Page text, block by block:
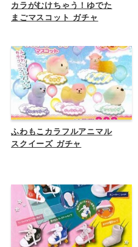
カラがむけちゃう！ゆでた
まごマスコット ガチャ
ふわもこカラフルアニマル
スクイーズ ガチャ